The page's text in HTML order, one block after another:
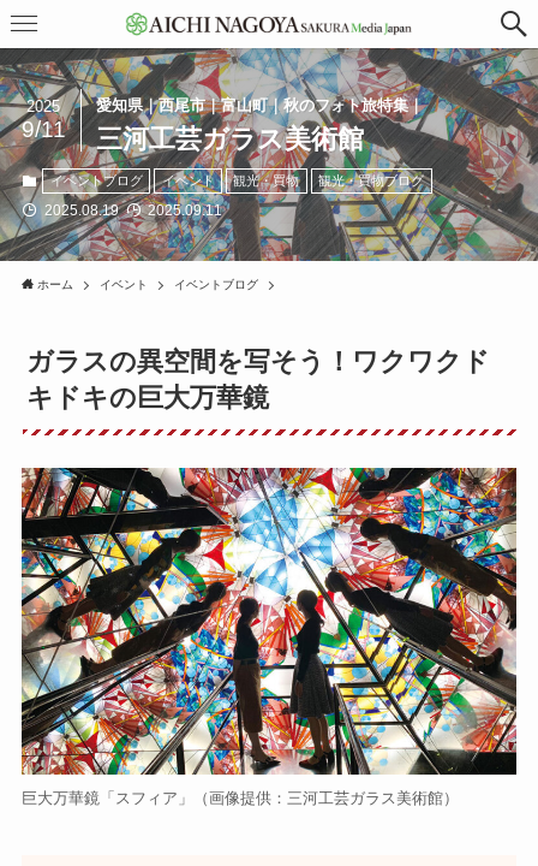
愛知県｜西尾市｜富山町｜秋のフォト旅特集｜
三河工芸ガラス美術館
2025
9/11
イベントブログ イベント 観光・買物 観光・買物ブログ
2025.08.19 2025.09.11
ホーム イベント イベントブログ
ガラスの異空間を写そう！ワクワクド
キドキの巨大万華鏡
巨大万華鏡「スフィア」（画像提供：三河工芸ガラス美術館）